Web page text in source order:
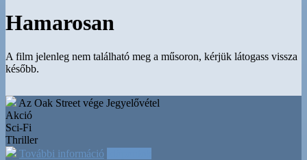
Hamarosan
A film jelenleg nem található meg a műsoron, kérjük látogass vissza
később.
Az Oak Street vége Jegyelővétel
Akció
Sci-Fi
Thriller
További információ